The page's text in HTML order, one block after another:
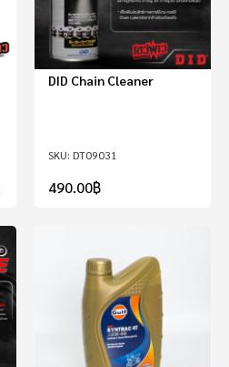
DT09031
DID Chain Cleaner
490.00฿